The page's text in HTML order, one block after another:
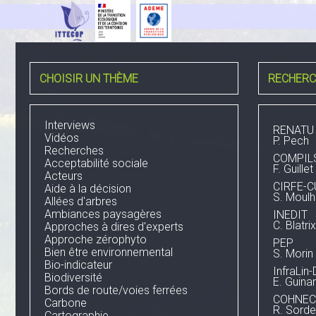
CHOISIR UN THÈME
Interviews
Vidéos
Recherches
Acceptabilité sociale
Acteurs
Aide à la décision
Allées d'arbres
Ambiances paysagères
Approches à dires d'experts
Approche zérophyto
Bien être environnemental
Bio-indicateur
Biodiversité
Bords de route/voies ferrées
Carbone
RENATU
P. Pech
F. Guillet
CIRFE-
S.
INEDIT
C. Blatrix
PEP
S. Morin
E.
R.